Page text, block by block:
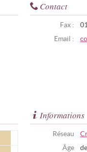
Contact
Fax :
Email :
Informations
Réseau
Âge